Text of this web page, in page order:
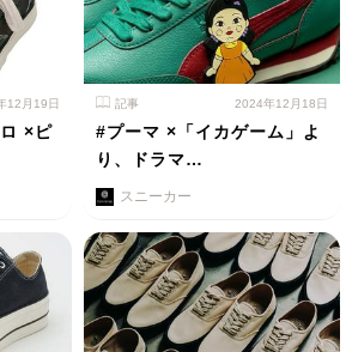
12月19日
×ピ
記事 2024年12月18日
#プーマ ×「イカゲーム」よ
り、ドラマ…
スニーカー